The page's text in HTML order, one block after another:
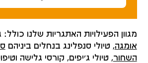
מגוון הפעילויות האתגריות שלנו
אומגה, טיולי סנפלינג בנחלים ביניהם
השחור, טיולי ג’יפים, קורסי גלישה